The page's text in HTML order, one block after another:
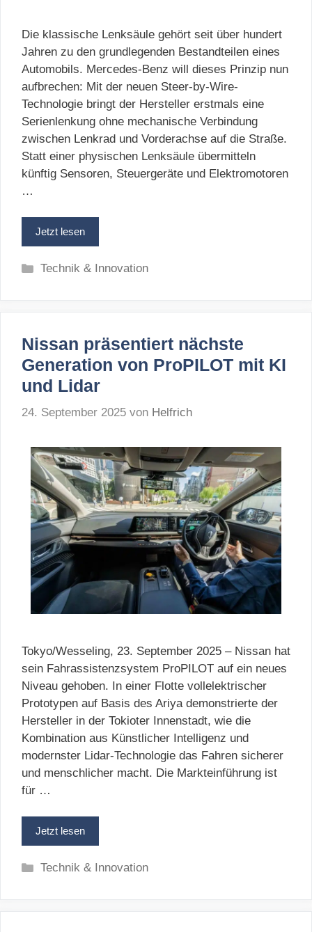
Die klassische Lenksäule gehört seit über hundert
Jahren zu den grundlegenden Bestandteilen eines
Automobils. Mercedes-Benz will dieses Prinzip nun
aufbrechen: Mit der neuen Steer-by-Wire-
Technologie bringt der Hersteller erstmals eine
Serienlenkung ohne mechanische Verbindung
zwischen Lenkrad und Vorderachse auf die Straße.
Statt einer physischen Lenksäule übermitteln
künftig Sensoren, Steuergeräte und Elektromotoren
…
Jetzt lesen
Kategorien
Technik & Innovation
Nissan präsentiert nächste
Generation von ProPILOT mit KI
und Lidar
24. September 2025 von Helfrich
Tokyo/Wesseling, 23. September 2025 – Nissan hat
sein Fahrassistenzsystem ProPILOT auf ein neues
Niveau gehoben. In einer Flotte vollelektrischer
Prototypen auf Basis des Ariya demonstrierte der
Hersteller in der Tokioter Innenstadt, wie die
Kombination aus Künstlicher Intelligenz und
modernster Lidar-Technologie das Fahren sicherer
und menschlicher macht. Die Markteinführung ist
für …
Jetzt lesen
Kategorien
Technik & Innovation